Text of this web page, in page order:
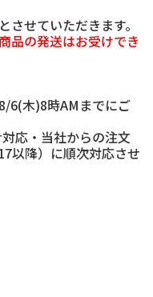
せていただきます。
品の発送はお受けでき
6(木)8時AMまでにご
応・当社からの注文
以降）に順次対応させ